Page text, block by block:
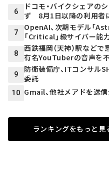
6
ドコモ・バイクシェアの
ず 8月1日以降の利用者
7
OpenAI、次期モデル「
「Critical」級サイバー能
8
西鉄福岡（天神）駅など
有名YouTuberの音声を
9
防衛装備庁、ITコンサル
委託
10 Gmail、他社メアドを送
ランキングをもっと見